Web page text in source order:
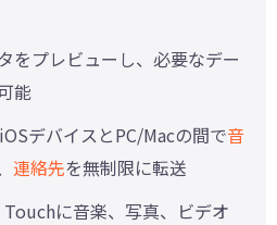
をプレビューし、必要なデー
能
デバイスとPC/Macの間で音
連絡先を無制限に転送
に音楽、写真、ビデオ